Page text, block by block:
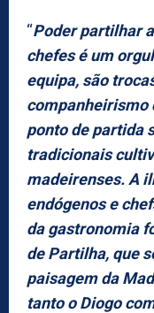
“Poder partilhar
chefes é um
equipa, são
companheirismo
ponto de partida
tradicionais
madeirenses. A
endógenos e
da gastronomia
de Partilha, que
paisagem da
tanto o Diogo